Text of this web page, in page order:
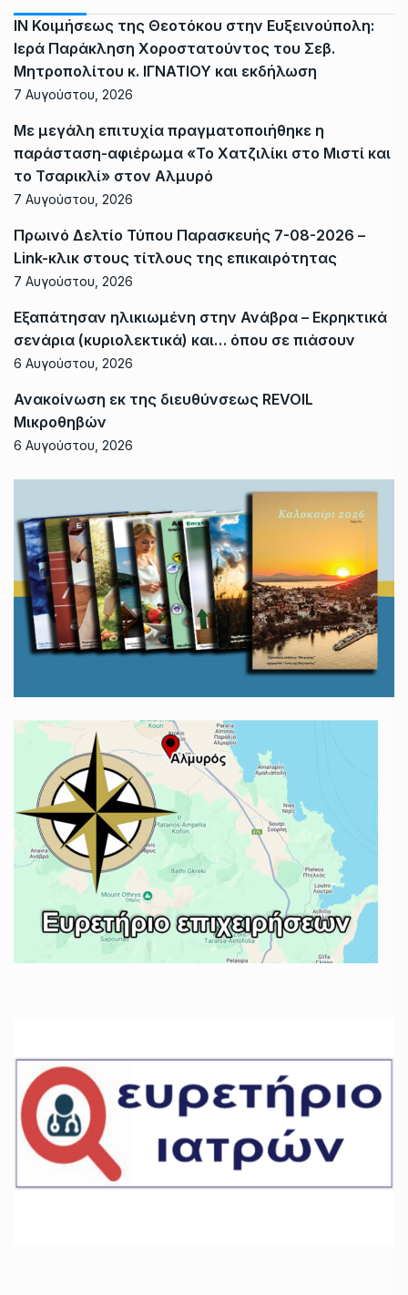
ΙΝ Κοιμήσεως της Θεοτόκου στην Ευξεινούπολη:
Ιερά Παράκληση Χοροστατούντος του Σεβ.
Μητροπολίτου κ. ΙΓΝΑΤΙΟΥ και εκδήλωση
7 Αυγούστου, 2026
Με μεγάλη επιτυχία πραγματοποιήθηκε η
παράσταση-αφιέρωμα «Το Χατζιλίκι στο Μιστί και
το Τσαρικλί» στον Αλμυρό
7 Αυγούστου, 2026
Πρωινό Δελτίο Τύπου Παρασκευής 7-08-2026 –
Link-κλικ στους τίτλους της επικαιρότητας
7 Αυγούστου, 2026
Εξαπάτησαν ηλικιωμένη στην Ανάβρα – Εκρηκτικά
σενάρια (κυριολεκτικά) και… όπου σε πιάσουν
6 Αυγούστου, 2026
Ανακοίνωση εκ της διευθύνσεως REVOIL
Μικροθηβών
6 Αυγούστου, 2026